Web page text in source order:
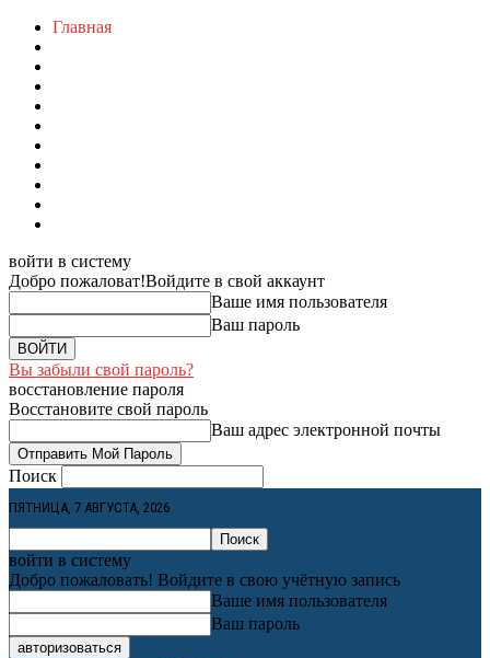
Главная
войти в систему
Добро пожаловат!Войдите в свой аккаунт
Ваше имя пользователя
Ваш пароль
Вы забыли свой пароль?
восстановление пароля
Восстановите свой пароль
Ваш адрес электронной почты
Поиск
ПЯТНИЦА, 7 АВГУСТА, 2026
войти в систему
Добро пожаловать! Войдите в свою учётную запись
Ваше имя пользователя
Ваш пароль